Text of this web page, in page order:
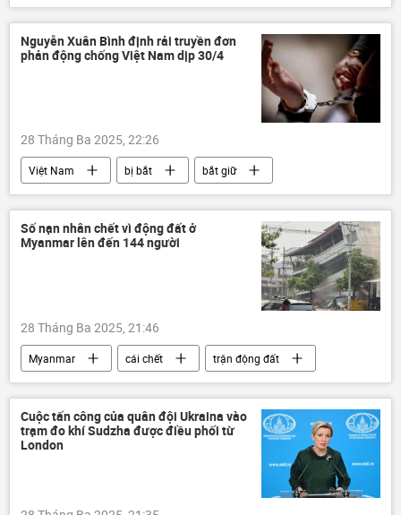
Trung Quốc
Hoa Kỳ
bán đảo Triều Tiên
Thế giới
thông tin
Chính trị
phương Tây
Nguyễn Xuân Bình định rải truyền đơn
phản động chống Việt Nam dịp 30/4
28 Tháng Ba 2025, 22:26
Việt Nam bị bắt
bắt giữ
thông tin
Pháp luật
công an
Bộ Công an Việt Nam
Huế
Số nạn nhân chết vì động đất ở
Myanmar lên đến 144 người
28 Tháng Ba 2025, 21:46
Myanmar cái chết
trận động đất
Thế giới
thông tin
bị thương
thiệt mạng
Thái Lan Bangkok
Cuộc tấn công của quân đội Ukraina vào
trạm đo khí Sudzha được điều phối từ
London